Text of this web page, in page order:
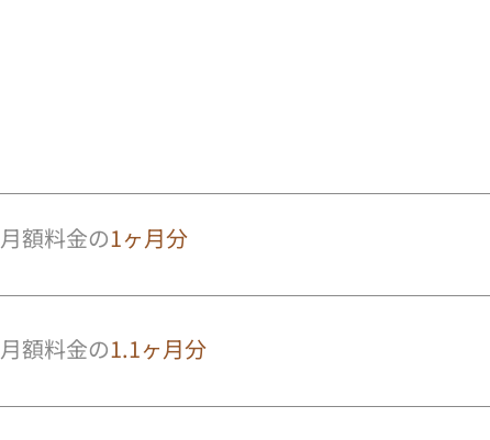
月額料金の1ヶ月分
月額料金の1.1ヶ月分